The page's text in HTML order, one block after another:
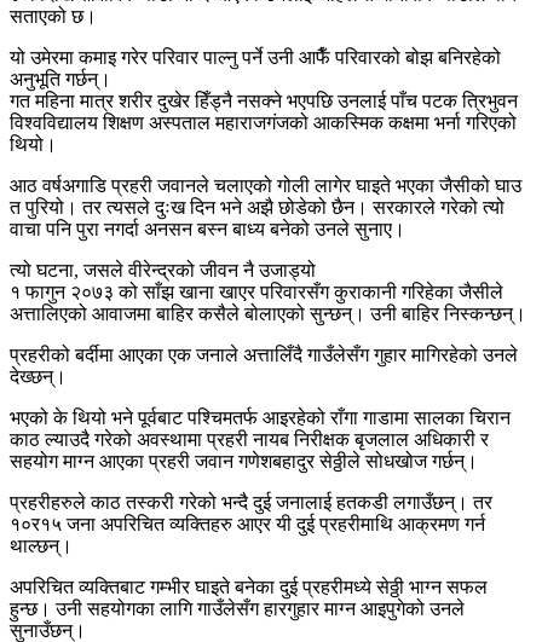
सताएको छ।
यो उमेरमा कमाइ गरेर परिवार पाल्नु पर्ने उनी आफैँ परिवारको बोझ बनिरहेको
अनुभूति गर्छन्।
गत महिना मात्र शरीर दुखेर हिँड्नै नसक्ने भएपछि उनलाई पाँच पटक त्रिभुवन
विश्वविद्यालय शिक्षण अस्पताल महाराजगंजको आकस्मिक कक्षमा भर्ना गरिएको
थियो।
आठ वर्षअगाडि प्रहरी जवानले चलाएको गोली लागेर घाइते भएका जैसीको घाउ
त पुरियो। तर त्यसले दुःख दिन भने अझै छोडेको छैन। सरकारले गरेको त्यो
वाचा पनि पुरा नगर्दा अनसन बस्न बाध्य बनेको उनले सुनाए।
त्यो घटना, जसले वीरेन्द्रको जीवन नै उजाड्यो
१ फागुन २०७३ को साँझ खाना खाएर परिवारसँग कुराकानी गरिहेका जैसीले
अत्तालिएको आवाजमा बाहिर कसैले बोलाएको सुन्छन्। उनी बाहिर निस्कन्छन्।
प्रहरीको बर्दीमा आएका एक जनाले अत्तालिँदै गाउँलेसँग गुहार मागिरहेको उनले
देख्छन्।
भएको के थियो भने पूर्वबाट पश्चिमतर्फ आइरहेको राँगा गाडामा सालका चिरान
काठ ल्याउदै गरेको अवस्थामा प्रहरी नायब निरीक्षक बृजलाल अधिकारी र
सहयोग माग्न आएका प्रहरी जवान गणेशबहादुर सेठ्ठीले सोधखोज गर्छन्।
प्रहरीहरुले काठ तस्करी गरेको भन्दै दुई जनालाई हतकडी लगाउँछन्। तर
१०र१५ जना अपरिचित व्यक्तिहरु आएर यी दुई प्रहरीमाथि आक्रमण गर्न
थाल्छन्।
अपरिचित व्यक्तिबाट गम्भीर घाइते बनेका दुई प्रहरीमध्ये सेठ्ठी भाग्न सफल
हुन्छ। उनी सहयोगका लागि गाउँलेसँग हारगुहार माग्न आइपुगेको उनले
सुनाउँछन्।